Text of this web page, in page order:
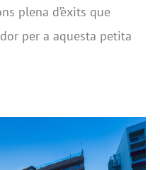
plena d’èxits que
per a aquesta petita